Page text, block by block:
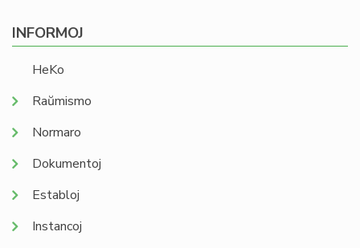
INFORMOJ
HeKo
Raŭmismo
Normaro
Dokumentoj
Establoj
Instancoj